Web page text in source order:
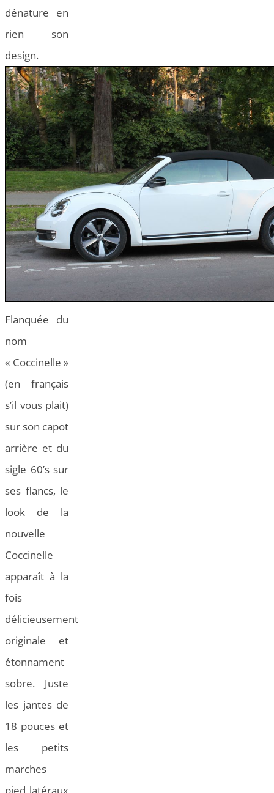
dénature en
rien son
design.
Flanquée du
nom
« Coccinelle »
(en français
s’il vous plait)
sur son capot
arrière et du
sigle 60’s sur
ses flancs, le
look de la
nouvelle
Coccinelle
apparaît à la
fois
délicieusement
originale et
étonnament
sobre. Juste
les jantes de
18 pouces et
les petits
marches